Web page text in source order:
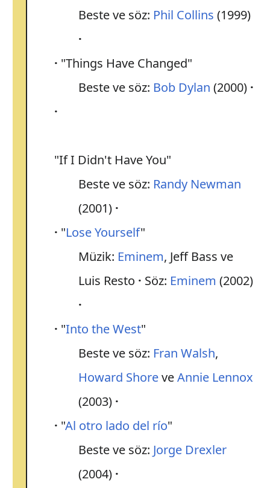
Beste ve söz: Phil Collins (1999)
"Things Have Changed"
Beste ve söz: Bob Dylan (2000)
"If I Didn't Have You"
Beste ve söz: Randy Newman
(2001)
"Lose Yourself"
Müzik: Eminem, Jeff Bass ve
Luis Resto
Söz: Eminem (2002)
"Into the West"
Beste ve söz: Fran Walsh,
Howard ShoreveAnnie Lennox
(2003)
"Al otro lado del río"
Beste ve söz: Jorge Drexler
(2004)